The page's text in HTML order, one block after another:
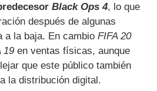
Black Ops 4, lo que
después de algunas
a la baja. En cambioFIFA 20
19 en ventas físicas, aunque
que este público también
la distribución digital.